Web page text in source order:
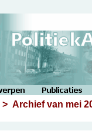
> Archief van mei